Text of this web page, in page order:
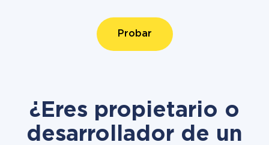
Probar
¿Eres propietario o
desarrollador de un